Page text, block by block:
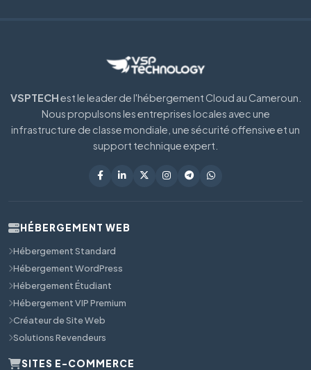
VSPTECHest le leader de l'hébergement Cloud au Cameroun.
Nous propulsons les entreprises locales avec une
infrastructure de classe mondiale, une sécurité offensive et un
support technique expert.
HÉBERGEMENT WEB
Hébergement Standard
Hébergement WordPress
Hébergement Étudiant
Hébergement VIP Premium
Créateur de Site Web
Solutions Revendeurs
SITES E-COMMERCE